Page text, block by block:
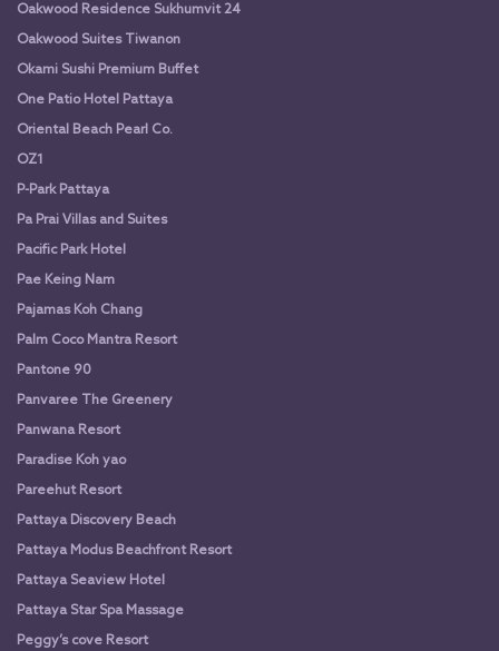
Oakwood Residence Sukhumvit 24
Oakwood Suites Tiwanon
Okami Sushi Premium Buffet
One Patio Hotel Pattaya
Oriental Beach Pearl Co.
OZ1
P-Park Pattaya
Pa Prai Villas and Suites
Pacific Park Hotel
Pae Keing Nam
Pajamas Koh Chang
Palm Coco Mantra Resort
Pantone 90
Panvaree The Greenery
Panwana Resort
Paradise Koh yao
Pareehut Resort
Pattaya Discovery Beach
Pattaya Modus Beachfront Resort
Pattaya Seaview Hotel
Pattaya Star Spa Massage
Peggy’s cove Resort